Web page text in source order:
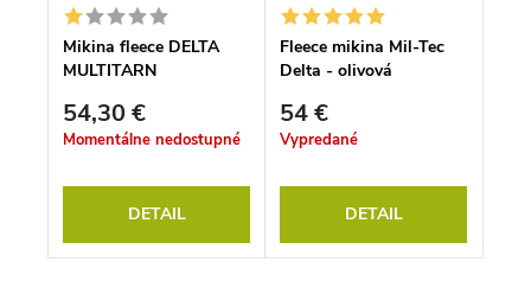
Mikina fleece DELTA
MULTITARN
54,30 €
Momentálne nedostupné
DETAIL
Fleece mikina Mil-Tec
Delta - olivová
54 €
Vypredané
DETAIL